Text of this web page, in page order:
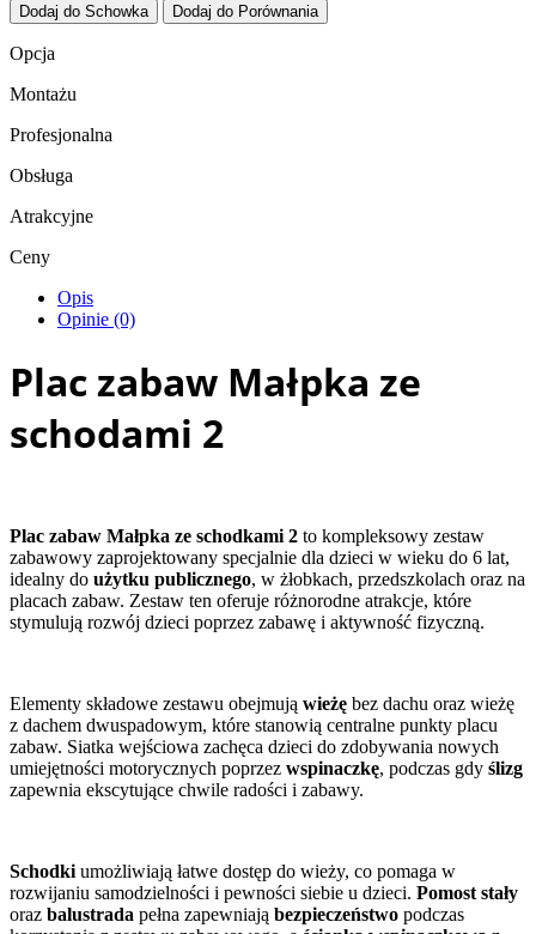
Dodaj do Schowka Dodaj do Porównania
Opcja
Montażu
Profesjonalna
Obsługa
Atrakcyjne
Ceny
Opis
Opinie (0)
Plac zabaw Małpka ze
schodami 2
Plac zabaw Małpka ze schodkami 2 to kompleksowy zestaw
zabawowy zaprojektowany specjalnie dla dzieci w wieku do 6 lat,
idealny do użytku publicznego, w żłobkach, przedszkolach oraz na
placach zabaw. Zestaw ten oferuje różnorodne atrakcje, które
stymulują rozwój dzieci poprzez zabawę i aktywność fizyczną.
Elementy składowe zestawu obejmują wieżę bez dachu oraz wieżę
z dachem dwuspadowym, które stanowią centralne punkty placu
zabaw. Siatka wejściowa zachęca dzieci do zdobywania nowych
umiejętności motorycznych poprzez wspinaczkę, podczas gdy ślizg
zapewnia ekscytujące chwile radości i zabawy.
Schodki umożliwiają łatwe dostęp do wieży, co pomaga w
rozwijaniu samodzielności i pewności siebie u dzieci. Pomost stały
oraz balustrada pełna zapewniają bezpieczeństwo podczas